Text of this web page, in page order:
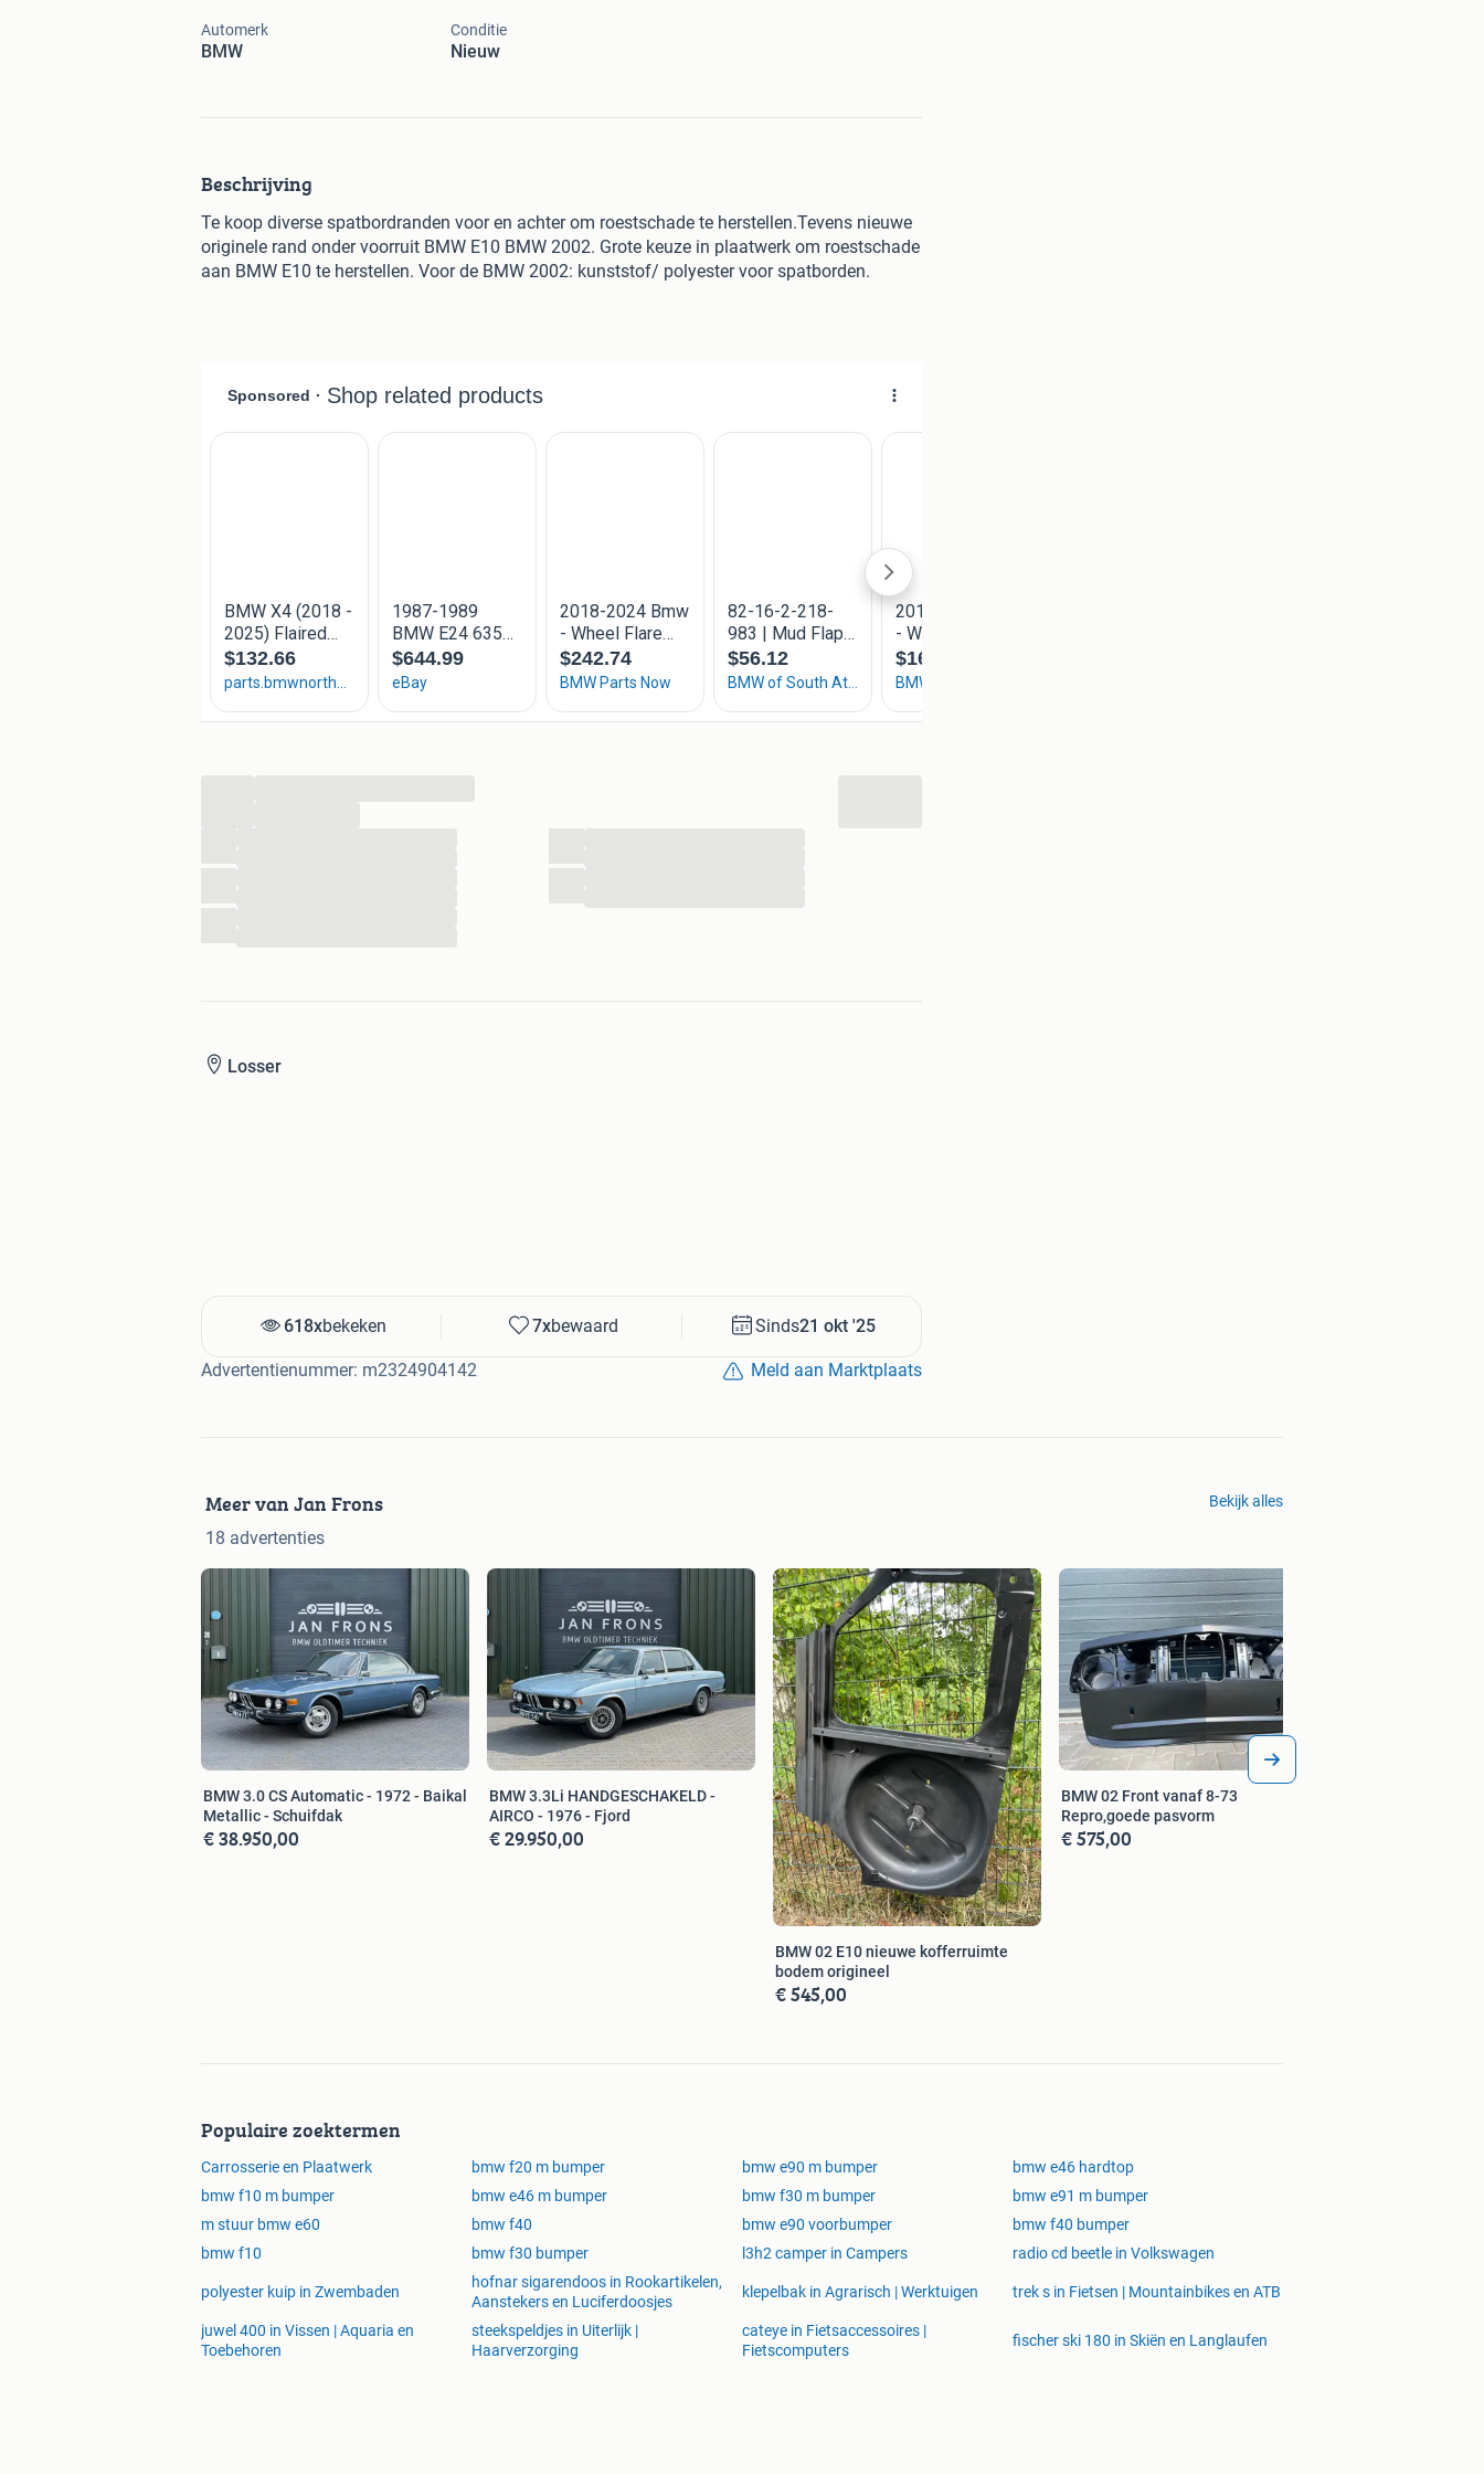
Automerk
BMW
Conditie
Nieuw
Beschrijving
Te koop diverse spatbordranden voor en achter om roestschade te herstellen.Tevens nieuwe
originele rand onder voorruit BMW E10 BMW 2002. Grote keuze in plaatwerk om roestschade
aan BMW E10 te herstellen. Voor de BMW 2002: kunststof/ polyester voor spatborden.
Losser
618xbekeken 7xbewaard Sinds21 okt '25
Advertentienummer: m2324904142 Meld aan Marktplaats
Meer van Jan Frons
18 advertenties
Bekijk alles
BMW 3.0 CS Automatic - 1972 - Baikal
Metallic - Schuifdak
€ 38.950,00
BMW 3.3Li HANDGESCHAKELD -
AIRCO - 1976 - Fjord
€ 29.950,00
BMW 02 E10 nieuwe kofferruimte
bodem origineel
€ 545,00
BMW 02 Front vanaf 8-73
Repro,goede pasvorm
€ 575,00
Populaire zoektermen
Carrosserie en Plaatwerk bmw f20 m bumper bmw e90 m bumper
bmw e46 hardtop
bmw f10 m bumper
bmw e46 m bumper bmw f30 m bumper
bmw e91 m bumper
m stuur bmw e60
bmw f40 bmw e90 voorbumper
bmw f40 bumper
bmw f10
bmw f30 bumper l3h2 camper in Campers radio cd beetle in Volkswagen
polyester kuip in Zwembaden
hofnar sigarendoos in Rookartikelen,
Aanstekers en Luciferdoosjes
klepelbak in Agrarisch | Werktuigen trek s in Fietsen | Mountainbikes en ATB
juwel 400 in Vissen | Aquaria en
Toebehoren
steekspeldjes in Uiterlijk |
Haarverzorging
cateye in Fietsaccessoires |
Fietscomputers
fischer ski 180 in Skiën en Langlaufen